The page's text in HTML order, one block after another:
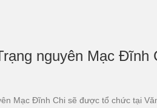
nguyên Mạc Đĩnh
Mạc Đĩnh Chi sẽ được tổ chức tại